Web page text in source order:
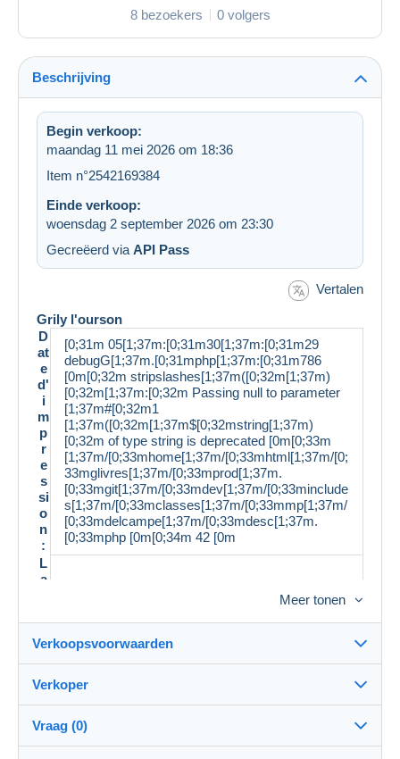
8 bezoekers 0 volgers
Beschrijving
Begin verkoop:
maandag 11 mei 2026 om 18:36
Item n°2542169384
Einde verkoop:
woensdag 2 september 2026 om 23:30
Gecreëerd via API Pass
Vertalen
Grily l'ourson
D
at
e
d'
i
m
p
r
e
s
si
o
n
:
[0;31m 05[1;37m:[0;31m30[1;37m:[0;31m29
debugG[1;37m.[0;31mphp[1;37m:[0;31m786
[0m[0;32m stripslashes[1;37m([0;32m[1;37m)
[0;32m[1;37m:[0;32m Passing null to parameter
[1;37m#[0;32m1
[1;37m([0;32m[1;37m$[0;32mstring[1;37m)
[0;32m of type string is deprecated [0m[0;33m
[1;37m/[0;33mhome[1;37m/[0;33mhtml[1;37m/[0;
33mglivres[1;37m/[0;33mprod[1;37m.
[0;33mgit[1;37m/[0;33mdev[1;37m/[0;33minclude
s[1;37m/[0;33mclasses[1;37m/[0;33mmp[1;37m/
[0;33mdelcampe[1;37m/[0;33mdesc[1;37m.
[0;33mphp [0m[0;34m 42 [0m
L
a
u
e:
É
ta
t:
ét
ai
Meer tonen
Verkoopsvoorwaarden
Details van de verkoopvoorwaarden
Verkoper
Demonsetmerveilles99%(3846x)
Vraag (0)